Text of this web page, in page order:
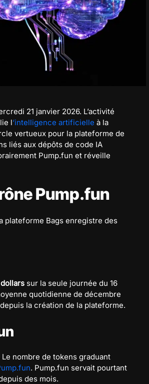
21 janvier 2026. L’activité
l‘intelligence artificielle à la
vertueux pour la plateforme de
liés aux dépôts de code IA
Pump.fun et réveille
Pump.fun
plateforme Bags enregistre des
sur la seule journée du 16
quotidienne de décembre
la création de la plateforme.
nombre de tokens graduant
. Pump.fun servait pourtant
des mois.